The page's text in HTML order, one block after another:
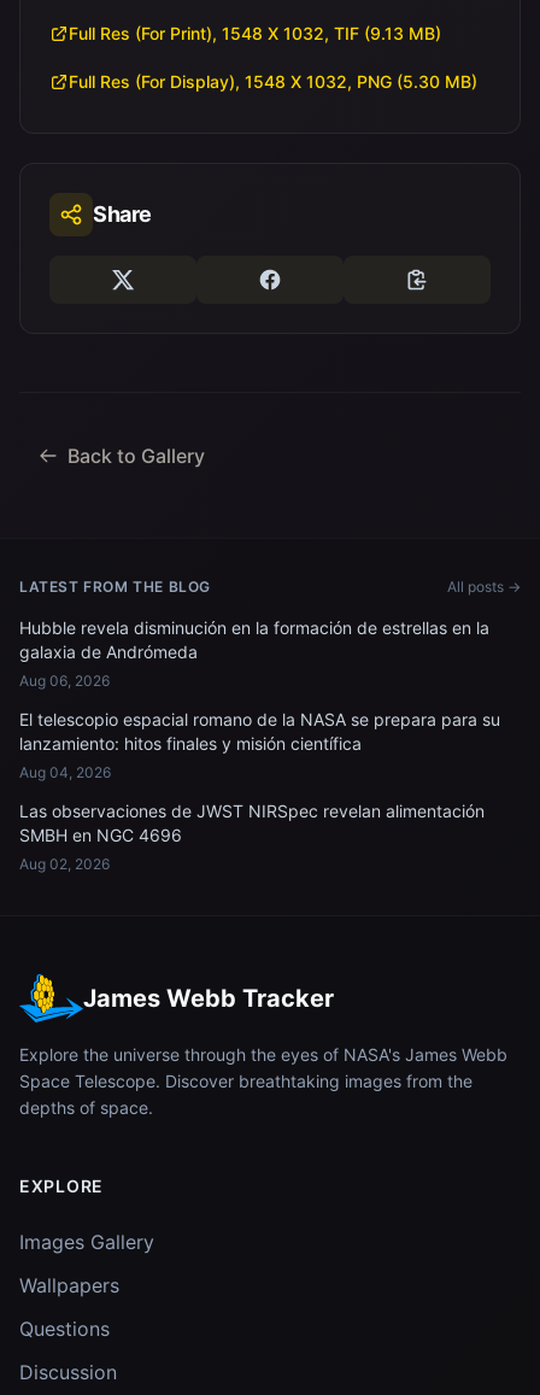
Full Res (For Print), 1548 X 1032, TIF (9.13 MB)
Full Res (For Display), 1548 X 1032, PNG (5.30 MB)
Share
Back to Gallery
LATEST FROM THE BLOG All posts →
Hubble revela disminución en la formación de estrellas en la
galaxia de Andrómeda
Aug 06, 2026
El telescopio espacial romano de la NASA se prepara para su
lanzamiento: hitos finales y misión científica
Aug 04, 2026
Las observaciones de JWST NIRSpec revelan alimentación
SMBH en NGC 4696
Aug 02, 2026
James Webb Tracker
Explore the universe through the eyes of NASA's James Webb
Space Telescope. Discover breathtaking images from the
depths of space.
EXPLORE
Images Gallery
Wallpapers
Questions
Discussion